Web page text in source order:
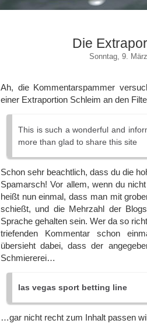
Die
Sonntag, 9.
Ah, die Kommentarspammer
einer Extraportion Schleim an den
This is such a wonderful and
more than glad to share this site
Schon sehr beachtlich, dass du die
Spamarsch! Vor allem, wenn du
heißt nun einmal, dass man mit
schießt, und die Mehrzahl der
Sprache gehalten sein. Wer da so
triefenden Kommentar schon
übersieht dabei, dass der
Schmiererei…
las vegas sport betting line
…gar nicht recht zum Inhalt passen